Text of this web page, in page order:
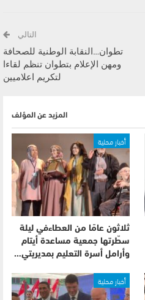
التالي
تطوان…النقابة الوطنية للصحافة
ومهن الإعلام بتطوان تنظم لقاءا
لتكريم اعلاميين
المزيد عن المؤلف
أخبار محلية
ثلاثون عامًا من العطاءفي ليلة
سطّرتها جمعية مساعدة أيتام
وأرامل أسرة التعليم بمديريتي…
أخبار محلية